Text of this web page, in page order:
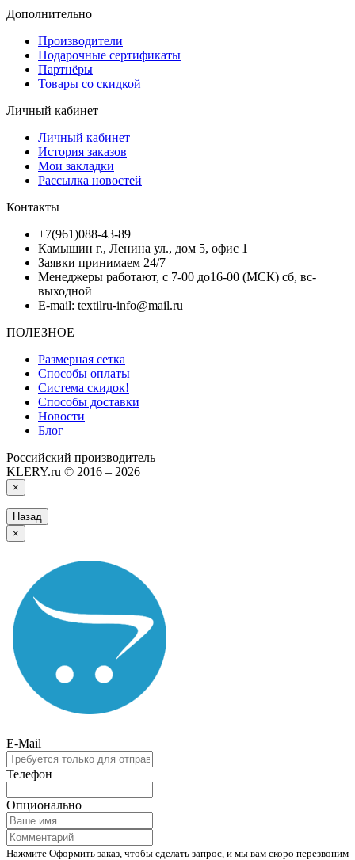
Дополнительно
Производители
Подарочные сертификаты
Партнёры
Товары со скидкой
Личный кабинет
Личный кабинет
История заказов
Мои закладки
Рассылка новостей
Контакты
+7(961)088-43-89
Камышин г., Ленина ул., дом 5, офис 1
Заявки принимаем 24/7
Менеджеры работают, с 7-00 до16-00 (МСК) сб, вс-
выходной
E-mail: textilru-info@mail.ru
ПОЛЕЗНОЕ
Размерная сетка
Способы оплаты
Система скидок!
Способы доставки
Новости
Блог
Российский производитель
KLERY.ru © 2016 – 2026
×
Назад
×
E-Mail
Телефон
Опционально
Нажмите Оформить заказ, чтобы сделать запрос, и мы вам скоро перезвоним